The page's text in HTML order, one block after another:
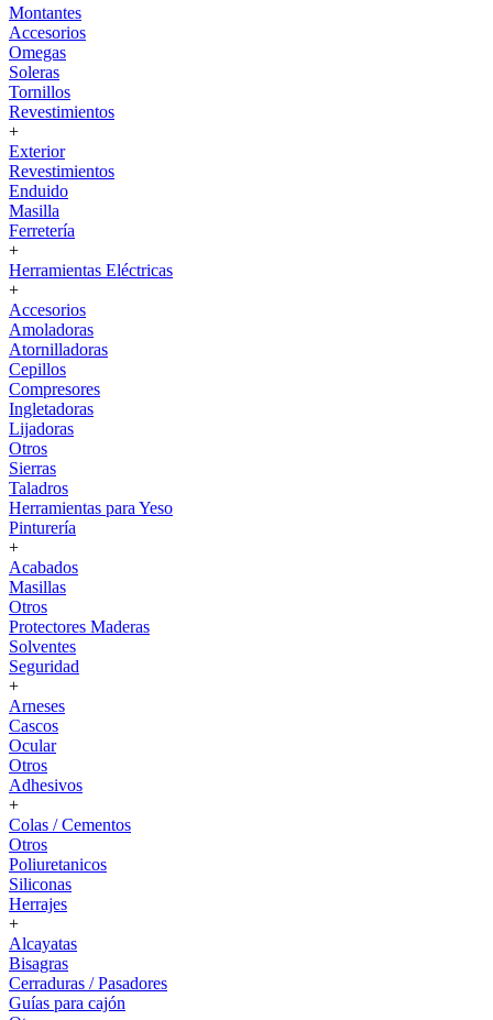
Montantes
Accesorios
Omegas
Soleras
Tornillos
Revestimientos
+
Exterior
Revestimientos
Enduido
Masilla
Ferretería
+
Herramientas Eléctricas
+
Accesorios
Amoladoras
Atornilladoras
Cepillos
Compresores
Ingletadoras
Lijadoras
Otros
Sierras
Taladros
Herramientas para Yeso
Pinturería
+
Acabados
Masillas
Otros
Protectores Maderas
Solventes
Seguridad
+
Arneses
Cascos
Ocular
Otros
Adhesivos
+
Colas / Cementos
Otros
Poliuretanicos
Siliconas
Herrajes
+
Alcayatas
Bisagras
Cerraduras / Pasadores
Guías para cajón